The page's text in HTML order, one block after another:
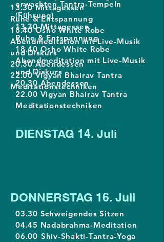
erwachten Tantra-Tempeln
(Führung)
13.30 Mittagessen
Ruhe & Entspannung
18.40 Osho White Robe
Abendmeditation mit Live-Musik
und Diskurs
20.30 Abendessen
22.00 Vigyan Bhairav Tantra
Meditationstechniken
DIENSTAG 14. Juli
DONNERSTAG 16. Juli
03.30 Schweigendes Sitzen
04.45 Nadabrahma-Meditation
06.00 Shiv-Shakti-Tantra-Yoga
13.30 Mittagessen
Ruhe & Entspannung
18.40 Osho White Robe
Abendmeditation mit Live-Musik
und Diskurs
20.30 Abendessen
22.00 Vigyan Bhairav Tantra
Meditationstechniken